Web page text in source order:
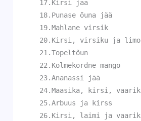
17.Kirsi jää
18.Punase õuna jää
19.Mahlane virsik
20.Kirsi, virsiku ja
21.Topeltõun
22.Kolmekordne mango
23.Ananassi jää
24.Maasika, kirsi,
25.Arbuus ja kirss
26.Kirsi, laimi ja